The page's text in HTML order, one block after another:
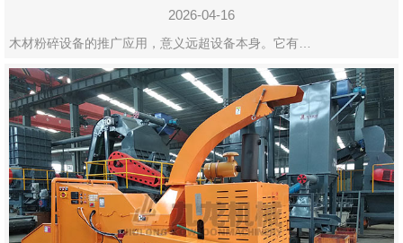
式
2026-04-16
木材粉碎设备的推广应用，意义远超设备本身。它有…